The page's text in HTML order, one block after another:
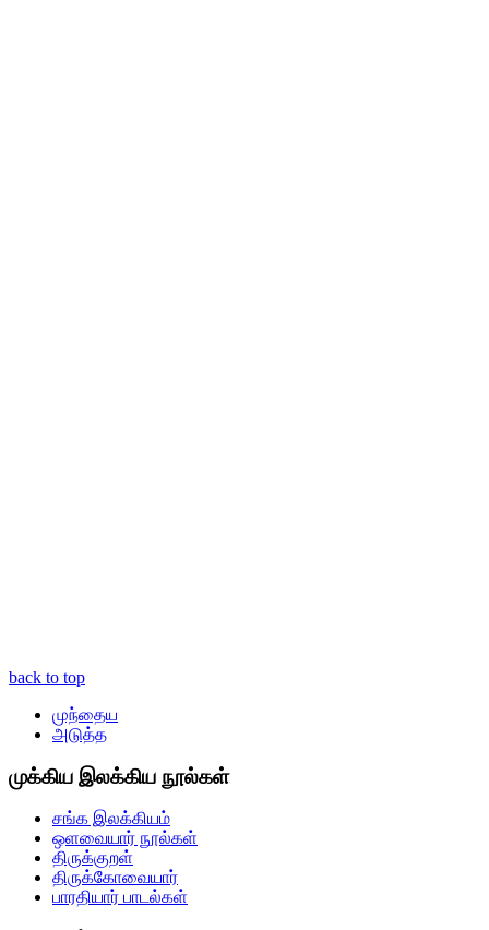
back to top
முந்தைய
அடுத்த
முக்கிய இலக்கிய நூல்கள்
சங்க இலக்கியம்
ஒளவையார் நூல்கள்
திருக்குறள்
திருக்கோவையார்
பாரதியார் பாடல்கள்